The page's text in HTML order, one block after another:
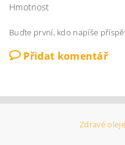
Hmotnost
Buďte první, kdo napíše
Přidat komentář
Zdravé oleje